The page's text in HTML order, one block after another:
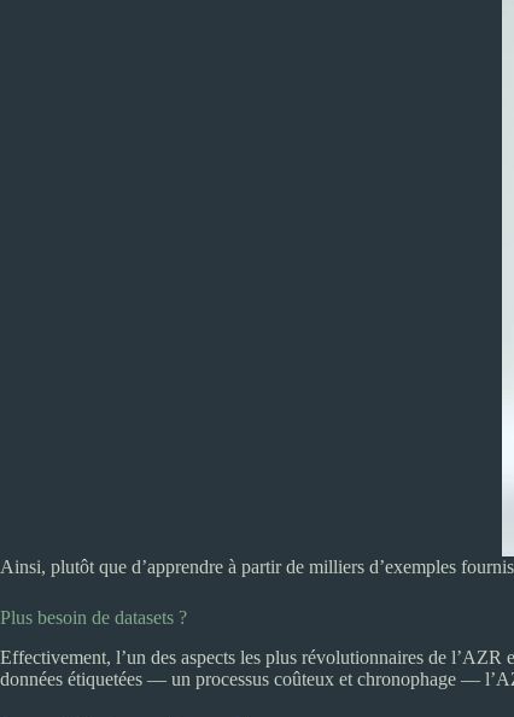
Ainsi, plutôt que d’apprendre à partir de milliers d’exemples
Plus besoin de datasets ?
Effectivement, l’un des aspects les plus révolutionnaires de l’AZR
données étiquetées — un processus coûteux et chronophage —